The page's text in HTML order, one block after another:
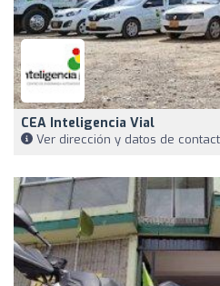
CEA Inteligencia Vial
Ver dirección y datos de